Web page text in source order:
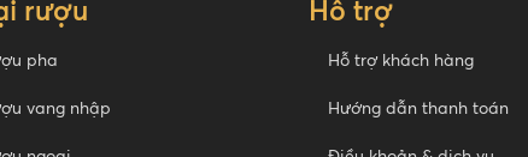
rượu
pha
vang nhập
Hỗ trợ
Hỗ trợ khách hàng
Hướng dẫn thanh toán